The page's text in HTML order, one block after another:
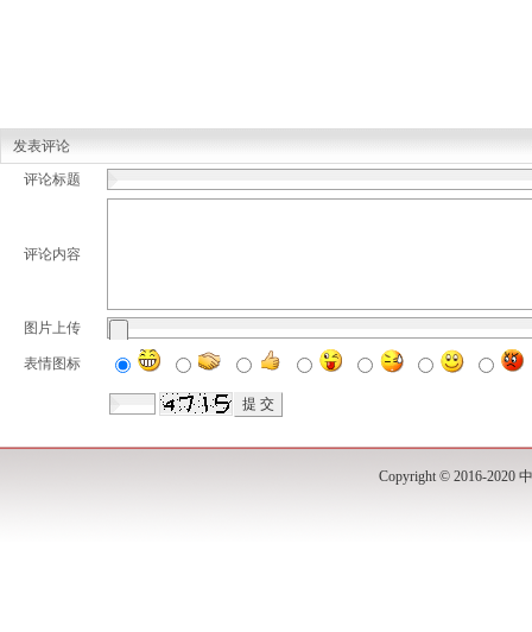
发表评论
评论标题
评论内容
图片上传
表情图标
Copyright © 2016-2020